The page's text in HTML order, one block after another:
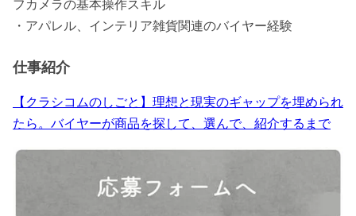
フカメラの基本操作スキル
・アパレル、インテリア雑貨関連のバイヤー経験
仕事紹介
【クラシコムのしごと】理想と現実のギャップを埋められ
たら。バイヤーが商品を探して、選んで、紹介するまで